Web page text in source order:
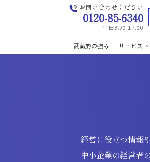
お問い合わせください
0120-85-6340
平日9:00-17:00
武蔵野の強み サービス
経営に役立つ情報
中小企業の経営者